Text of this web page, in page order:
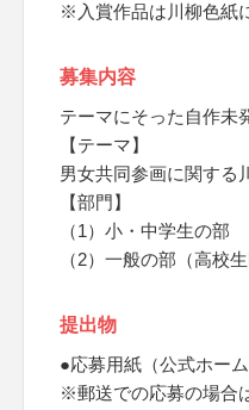
※入賞作品は川柳色紙
募集内容
テーマにそった自作未
【テーマ】
男女共同参画に関する
【部門】
（1）小・中学生の部
（2）一般の部（高校生
提出物
●応募用紙（公式ホー
※郵送での応募の場合